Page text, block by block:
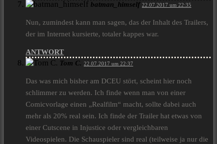
batman_himself 22.07.2017 um 22:35
Nun, zumindest kann man sagen, das der Inhalt des Trailers,
der im Internet kursierte, totaler kappes war.
ANTWORT
Tom C. 22.07.2017 um 22:37
Das was mich bisher am DCEU stört, scheint hier noch
schlimmer zu werden. Ich finde wenn man von einer
Comicvorlage einen „Realfilm“ macht, sollte dabei auch
mehr als 20% real sein. Ich finde der Trailer hat etwas von
einer Cutscene in Injustice oder vergleichbaren
Videospielen. Die Schauspieler sind real (teilweise ja nur die